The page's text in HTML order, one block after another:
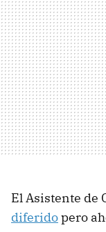
El Asistente de
diferidopero